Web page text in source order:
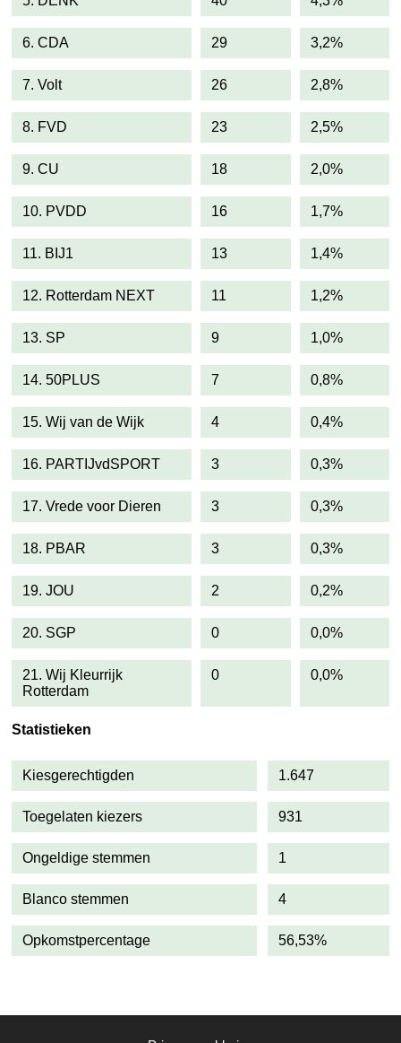
6. CDA 29 3,2%
7. Volt 26 2,8%
8. FVD 23 2,5%
9. CU 18 2,0%
10. PVDD 16 1,7%
11. BIJ1 13 1,4%
12. Rotterdam NEXT 11 1,2%
13. SP 9 1,0%
14. 50PLUS 7 0,8%
15. Wij van de Wijk 4 0,4%
16. PARTIJvdSPORT 3 0,3%
17. Vrede voor Dieren 3 0,3%
18. PBAR 3 0,3%
19. JOU 2 0,2%
20. SGP 0 0,0%
21. Wij Kleurrijk
Rotterdam
0 0,0%
Statistieken
Kiesgerechtigden 1.647
Toegelaten kiezers 931
Ongeldige stemmen 1
Blanco stemmen 4
Opkomstpercentage 56,53%